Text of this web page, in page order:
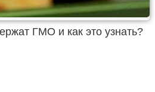
ГМО и как это узнать?